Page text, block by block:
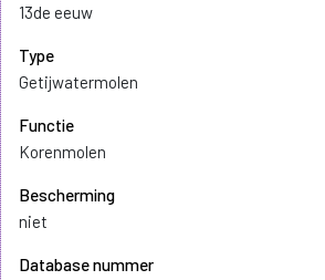
13de eeuw
Type
Getijwatermolen
Functie
Korenmolen
Bescherming
niet
Database nummer